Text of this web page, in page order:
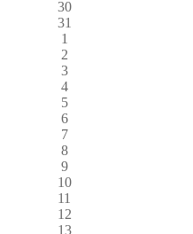
30
31
1
2
3
4
5
6
7
8
9
10
11
12
13